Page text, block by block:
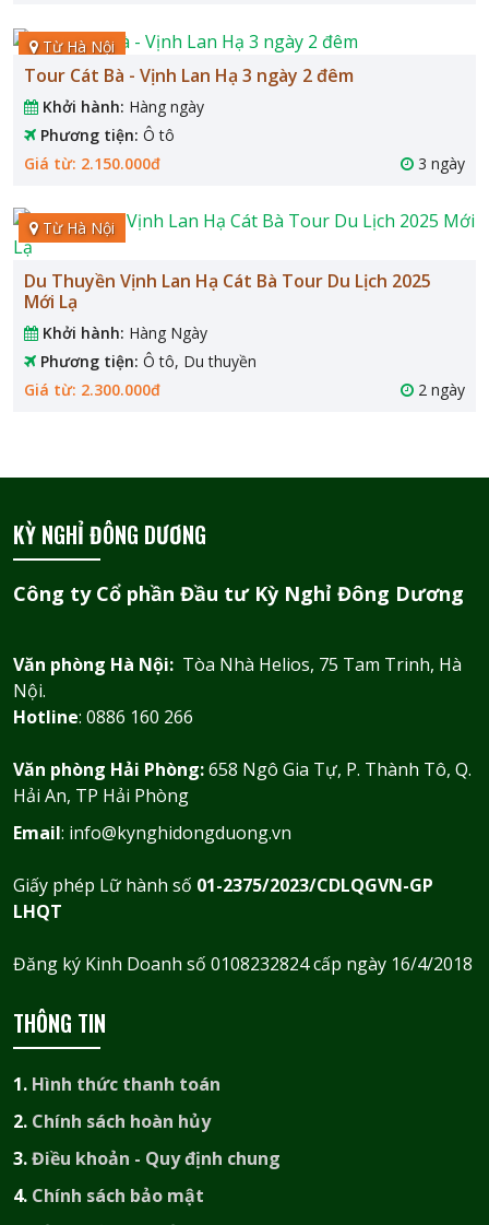
Từ Hà Nội
Tour Cát Bà - Vịnh Lan Hạ 3 ngày 2 đêm
Khởi hành: Hàng ngày
Phương tiện: Ô tô
Giá từ: 2.150.000đ
3 ngày
Từ Hà Nội
Du Thuyền Vịnh Lan Hạ Cát Bà Tour Du Lịch 2025
Mới Lạ
Khởi hành: Hàng Ngày
Phương tiện: Ô tô, Du thuyền
Giá từ: 2.300.000đ
2 ngày
KỲ NGHỈ ĐÔNG DƯƠNG
Công ty Cổ phần Đầu tư Kỳ Nghỉ Đông Dương
Văn phòng Hà Nội: Tòa Nhà Helios, 75 Tam Trinh, Hà
Nội.
Hotline: 0886 160 266
Văn phòng Hải Phòng:658 Ngô Gia Tự, P. Thành Tô, Q.
Hải An, TP Hải Phòng
Email: info@kynghidongduong.vn
Giấy phép Lữ hành số 01-2375/2023/CDLQGVN-GP
LHQT
Đăng ký Kinh Doanh số 0108232824 cấp ngày 16/4/2018
THÔNG TIN
1. Hình thức thanh toán
2. Chính sách hoàn hủy
3.Điều khoản - Quy định chung
4. Chính sách bảo mật